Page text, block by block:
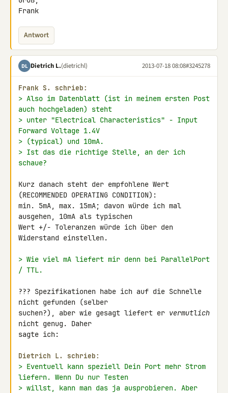
Frank
Antwort
DL Dietrich L.(dietrichl) 2013-07-18 08:08#3245278
Frank S. schrieb:
> Also im Datenblatt (ist in meinem ersten Post
auch hochgeladen) steht
> unter "Electrical Characteristics" - Input
Forward Voltage 1.4V
> (typical) und 10mA.
> Ist das die richtige Stelle, an der ich
schaue?
Kurz danach steht der empfohlene Wert
(RECOMMENDED OPERATING CONDITION):
min. 5mA, max. 15mA; davon würde ich mal
ausgehen, 10mA als typischen
Wert +/- Toleranzen würde ich über den
Widerstand einstellen.
> Wie viel mA liefert mir denn bei ParallelPort
/ TTL.
??? Spezifikationen habe ich auf die Schnelle
nicht gefunden (selber
suchen?), aber wie gesagt liefert er vermutlich
nicht genug. Daher
sagte ich:
Dietrich L. schrieb:
> Eventuell kann speziell Dein Port mehr Strom
liefern. Wenn Du nur Testen
> willst, kann man das ja ausprobieren. Aber